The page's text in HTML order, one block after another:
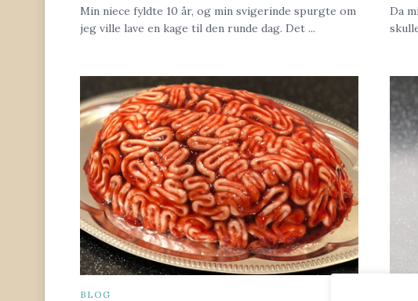
Min niece fyldte 10 år, og min svigerinde spurgte om
jeg ville lave en kage til den runde dag. Det ...
Da
BLOG